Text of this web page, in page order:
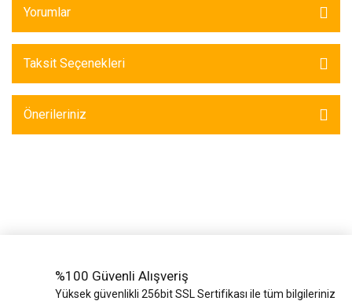
Yorumlar
Taksit Seçenekleri
Önerileriniz
%100 Güvenli Alışveriş
Yüksek güvenlikli 256bit SSL Sertifikası ile tüm bilgileriniz